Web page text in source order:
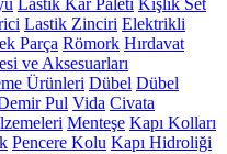
Lastik Kar Paleti Kışlık Set
Lastik Zinciri Elektrikli
Parça Römork Hırdavat
ve Aksesuarları
Ürünleri Dübel Dübel
Pul Vida Civata
Menteşe Kapı Kolları
Pencere Kolu Kapı Hidroliği